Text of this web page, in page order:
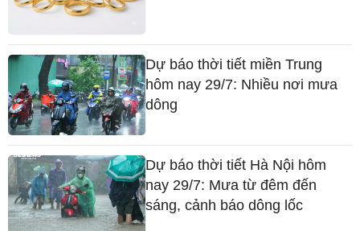
Dự báo thời tiết miền Trung
hôm nay 29/7: Nhiều nơi mưa
dông
Dự báo thời tiết Hà Nội hôm
nay 29/7: Mưa từ đêm đến
sáng, cảnh báo dông lốc